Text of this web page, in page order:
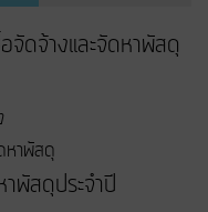
จัดจ้างและจัดหาพัสดุ
หาพัสดุ
พัสดุประจำปี